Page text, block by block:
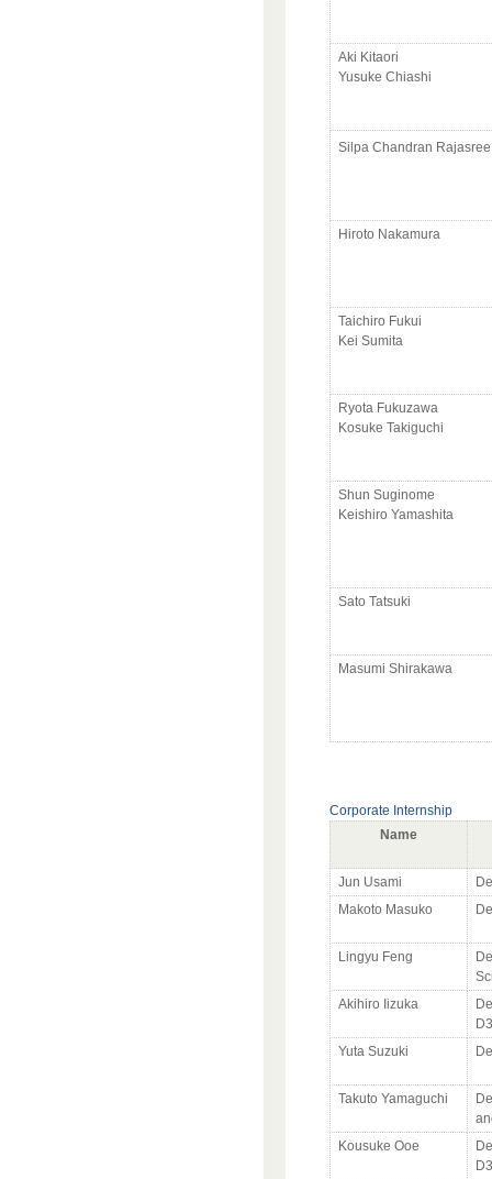
Aki Kitaori
Yusuke Chiashi
Silpa Chandran Rajasree
Hiroto Nakamura
Taichiro Fukui
Kei Sumita
Ryota Fukuzawa
Kosuke Takiguchi
Shun Suginome
Keishiro Yamashita
Sato Tatsuki
Masumi Shirakawa
Corporate Internship
Name
Jun Usami
Makoto Masuko
Lingyu Feng
Akihiro Iizuka
D3
Yuta Suzuki
Takuto Yamaguchi
Kousuke Ooe
D3